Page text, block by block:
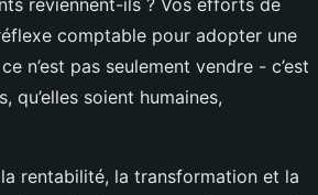
reviennent-ils ? Vos efforts de
comptable pour adopter une
n’est pas seulement vendre - c’est
qu’elles soient humaines,
rentabilité, la transformation et la